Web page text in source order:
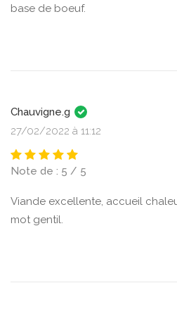
base de boeuf.
Chauvigne.g
27/02/2022 à 11:12
Note de : 5 / 5
Viande excellente, accueil
mot gentil.